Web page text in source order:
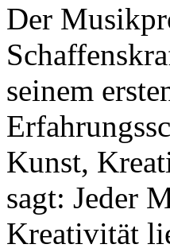
Der
seinem
Kunst,
sagt: Jeder
Kreativität